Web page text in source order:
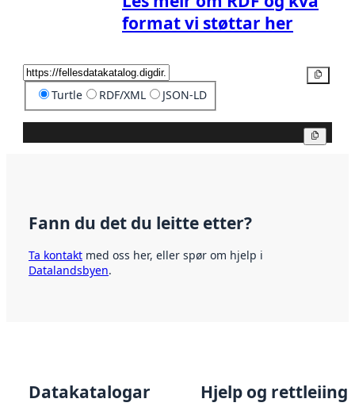
format vi støttar her
Turtle RDF/XML JSON-LD
Fann du det du leitte etter?
Ta kontakt med oss her, eller spør om hjelp i
Datalandsbyen.
Datakatalogar Hjelp og rettleiing